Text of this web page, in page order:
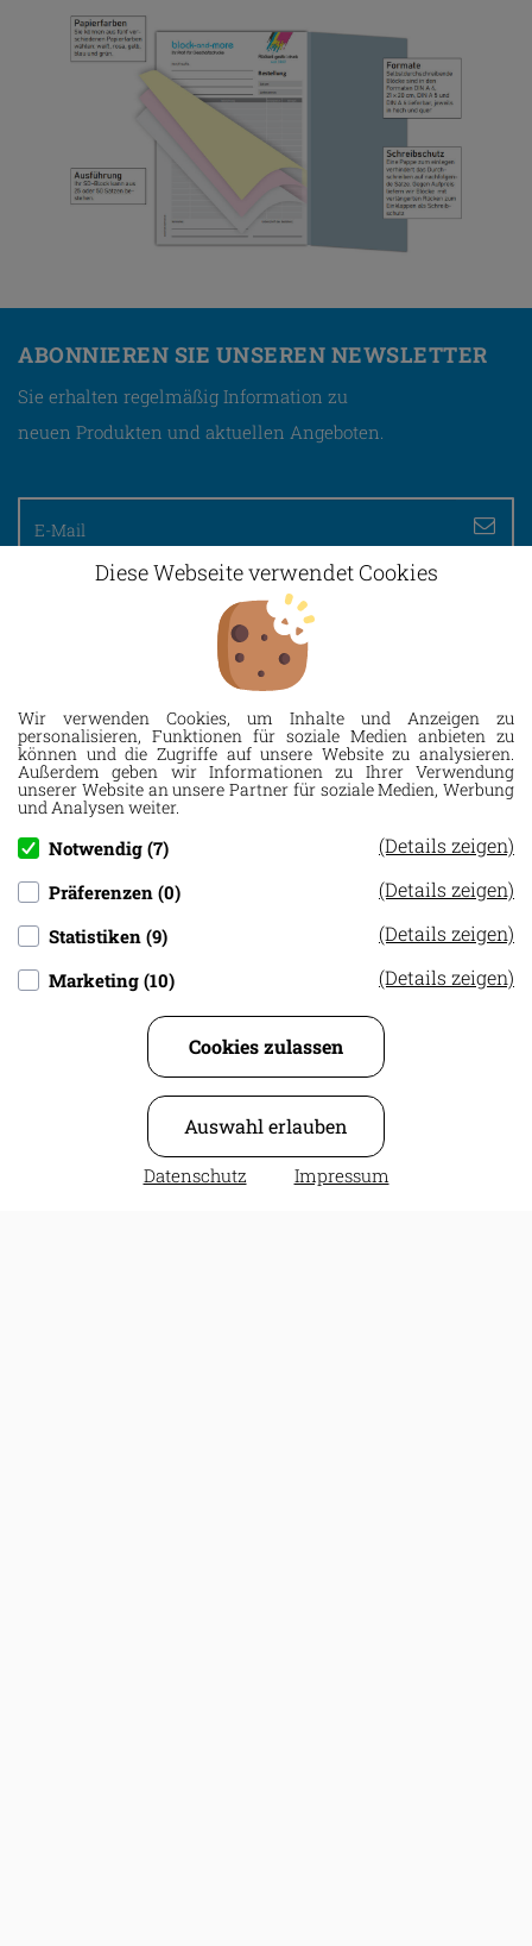
Diese Webseite verwendet Cookies
Wir verwenden Cookies, um Inhalte und Anzeigen zu
personalisieren, Funktionen für soziale Medien anbieten zu
können und die Zugriffe auf unsere Website zu analysieren.
Außerdem geben wir Informationen zu Ihrer Verwendung
unserer Website an unsere Partner für soziale Medien, Werbung
und Analysen weiter.
Notwendig (7) (Details zeigen)
Präferenzen (0) (Details zeigen)
Statistiken (9) (Details zeigen)
Marketing (10) (Details zeigen)
Cookies zulassen
Auswahl erlauben
Datenschutz Impressum
ABONNIEREN SIE UNSEREN NEWSLETTER
Sie erhalten regelmäßig Information zu
neuen Produkten und aktuellen Angeboten.
Allinger Str. 16
94474 Vilshofen a. d. Donau
Tel.08541 2121
Fax 08541 3386
info@rueckert-druck.de
SIE HABEN FRAGEN?
Zahlung und Versand
Kunden-Service